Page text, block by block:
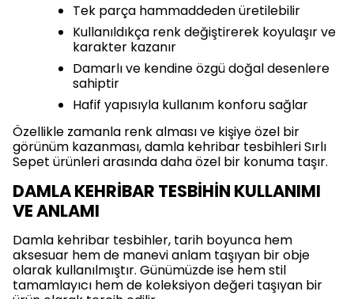
Tek parça hammaddeden üretilebilir
Kullanıldıkça renk değiştirerek koyulaşır ve
karakter kazanır
Damarlı ve kendine özgü doğal desenlere
sahiptir
Hafif yapısıyla kullanım konforu sağlar
Özellikle zamanla renk alması ve kişiye özel bir
görünüm kazanması, damla kehribar tesbihleri Sırlı
Sepet ürünleri arasında daha özel bir konuma taşır.
DAMLA KEHRİBAR TESBİHİN KULLANIMI
VE ANLAMI
Damla kehribar tesbihler, tarih boyunca hem
aksesuar hem de manevi anlam taşıyan bir obje
olarak kullanılmıştır. Günümüzde ise hem stil
tamamlayıcı hem de koleksiyon değeri taşıyan bir